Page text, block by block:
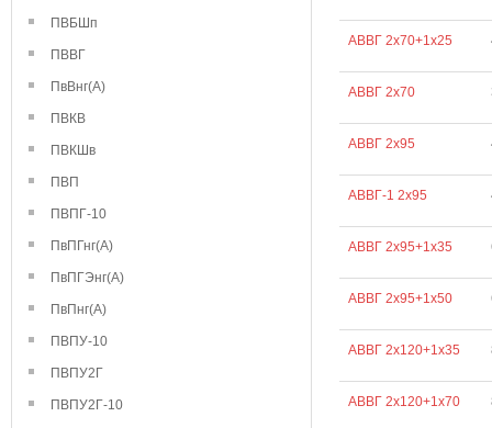
ПВБШп
ПВВГ
ПвВнг(А)
ПВКВ
ПВКШв
ПВП
ПВПГ-10
ПвПГнг(А)
ПвПГЭнг(А)
ПвПнг(А)
ПВПУ-10
ПВПУ2Г
ПВПУ2Г-10
АВВГ 2х70+1х25
АВВГ 2х70
АВВГ 2х95
АВВГ-1 2х95
АВВГ 2х95+1х35
АВВГ 2х95+1х50
АВВГ 2х120+1х35
АВВГ 2х120+1х70